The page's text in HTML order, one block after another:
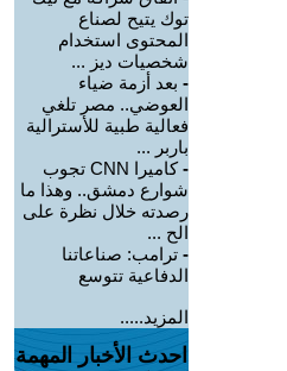
توك يتيح لصناع
المحتوى استخدام
شخصيات ديز ...
- بعد أزمة ضياء
العوضي.. مصر تلغي
فعالية طبية للأسترالية
باربر ...
-
كاميرا CNN تجوب
شوارع دمشق.. وهذا ما
رصدته خلال نظرة على
الح ...
- ترامب: صناعاتنا
الدفاعية تتوسع
المزيد.....
احدث الأخبار المهمة